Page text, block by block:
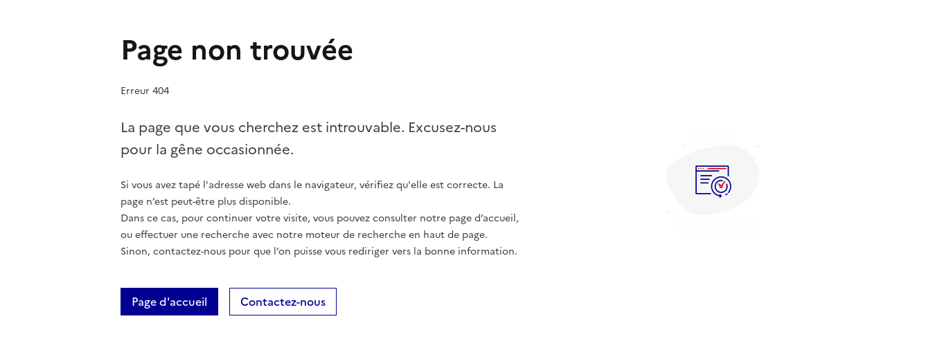
Page non trouvée
Erreur 404
La page que vous cherchez est introuvable. Excusez-nous
pour la gêne occasionnée.
Si vous avez tapé l'adresse web dans le navigateur, vérifiez qu'elle est correcte. La
page n’est peut-être plus disponible.
Dans ce cas, pour continuer votre visite, vous pouvez consulter notre page d’accueil,
ou effectuer une recherche avec notre moteur de recherche en haut de page.
Sinon, contactez-nous pour que l’on puisse vous rediriger vers la bonne information.
Page d'accueil Contactez-nous